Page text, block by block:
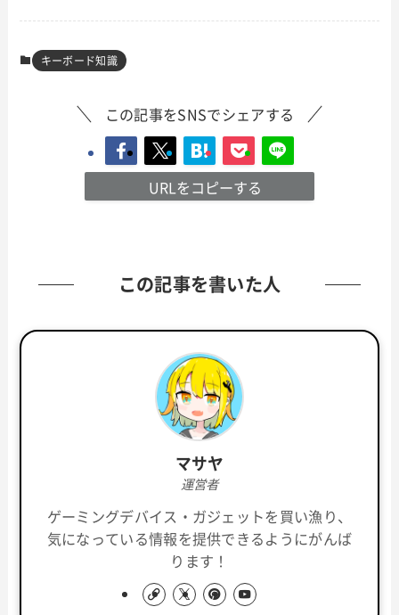
キーボード知識
この記事をSNSでシェアする
URLをコピーする
この記事を書いた人
マサヤ
運営者
ゲーミングデバイス・ガジェットを買い漁り、
気になっている情報を提供できるようにがんば
ります！